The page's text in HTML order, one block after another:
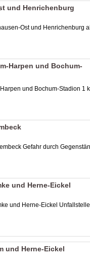
und Henrichenburg
Ost und Henrichenburg
Harpen und Bochum-
und Bochum-Stadion 1
Gefahr durch
und Herne-Eickel
und Herne-Eickel Unfallstelle
und Herne-Eickel